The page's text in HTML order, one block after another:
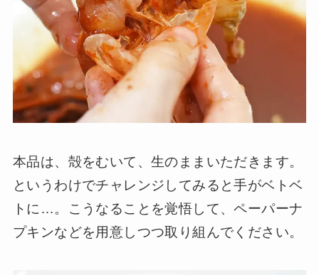
本品は、殻をむいて、生のままいただきます。
というわけでチャレンジしてみると手がベトベ
トに…。こうなることを覚悟して、ペーパーナ
プキンなどを用意しつつ取り組んでください。